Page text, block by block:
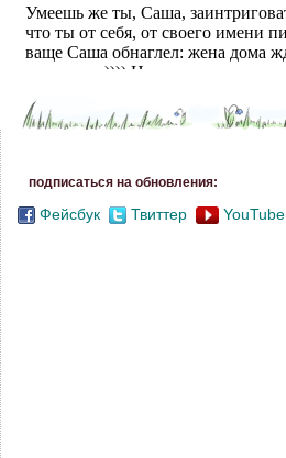
подписаться на обновления:
Фейсбук Твиттер YouTube